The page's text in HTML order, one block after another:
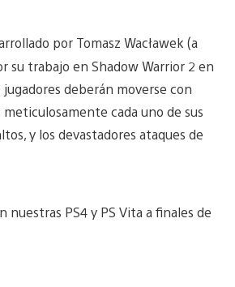
por Tomasz Wacławek (a
su trabajo en Shadow Warrior 2 en
jugadores deberán moverse con
cada uno de sus
y los devastadores ataques de
nuestras PS4 y PS Vita a finales de